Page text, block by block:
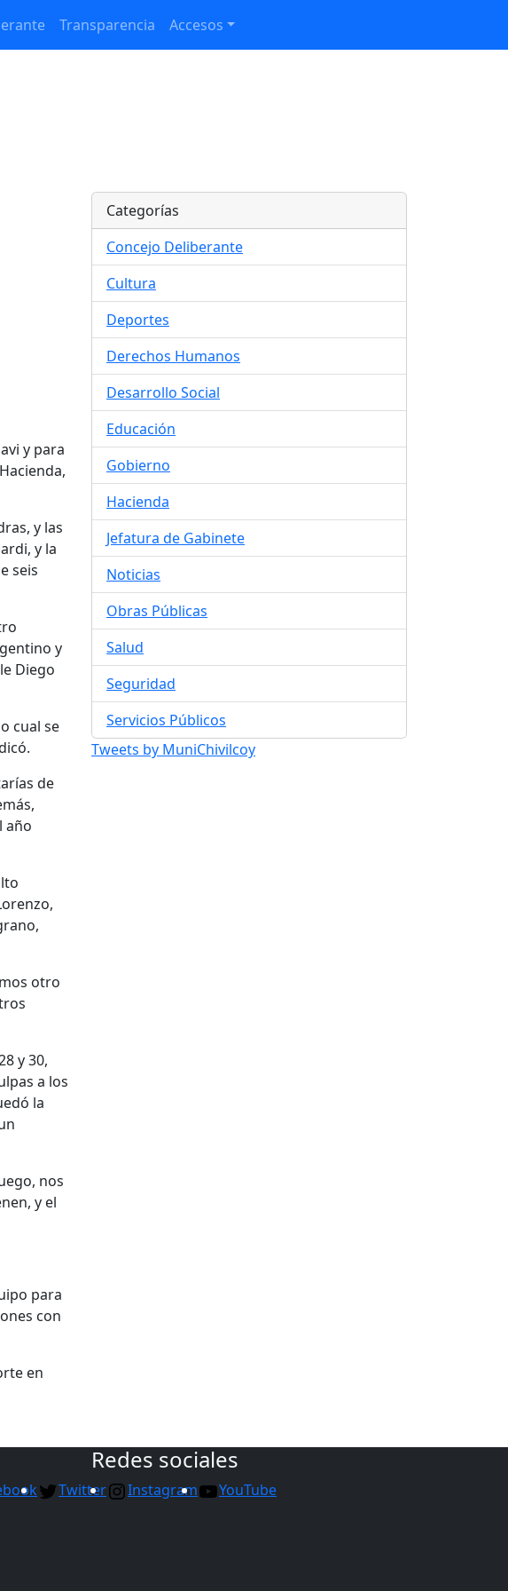
Transparencia Accesos
y para
y las
y la
seis
y
Diego
cual se
de
año
otro
y 30,
a los
la
nos
y el
para
con
en
Categorías
Concejo Deliberante
Cultura
Deportes
Derechos Humanos
Desarrollo Social
Educación
Gobierno
Hacienda
Jefatura de Gabinete
Noticias
Obras Públicas
Salud
Seguridad
Servicios Públicos
Tweets by MuniChivilcoy
Redes sociales
Twitter Instagram YouTube